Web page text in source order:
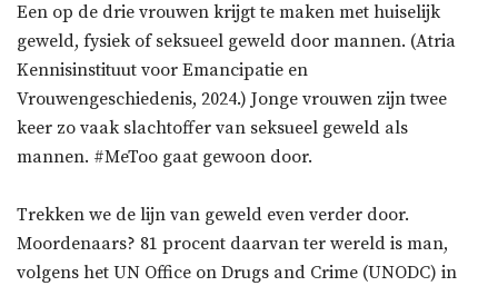
Een op de drie vrouwen krijgt te maken met huiselijk
geweld, fysiek of seksueel geweld door mannen. (Atria
Kennisinstituut voor Emancipatie en
Vrouwengeschiedenis, 2024.) Jonge vrouwen zijn twee
keer zo vaak slachtoffer van seksueel geweld als
mannen. #MeToo gaat gewoon door.
Trekken we de lijn van geweld even verder door.
Moordenaars? 81 procent daarvan ter wereld is man,
volgens het UN Office on Drugs and Crime (UNODC) in